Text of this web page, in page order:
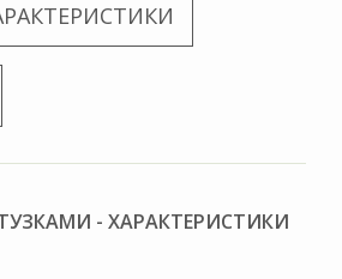
- ХАРАКТЕРИСТИКИ